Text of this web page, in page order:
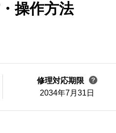
ッ
プ
操作方法
修理対応期限
2034年7月31日